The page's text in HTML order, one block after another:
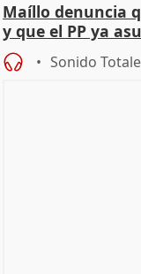
Maíllo denuncia
y que el PP ya
Sonido